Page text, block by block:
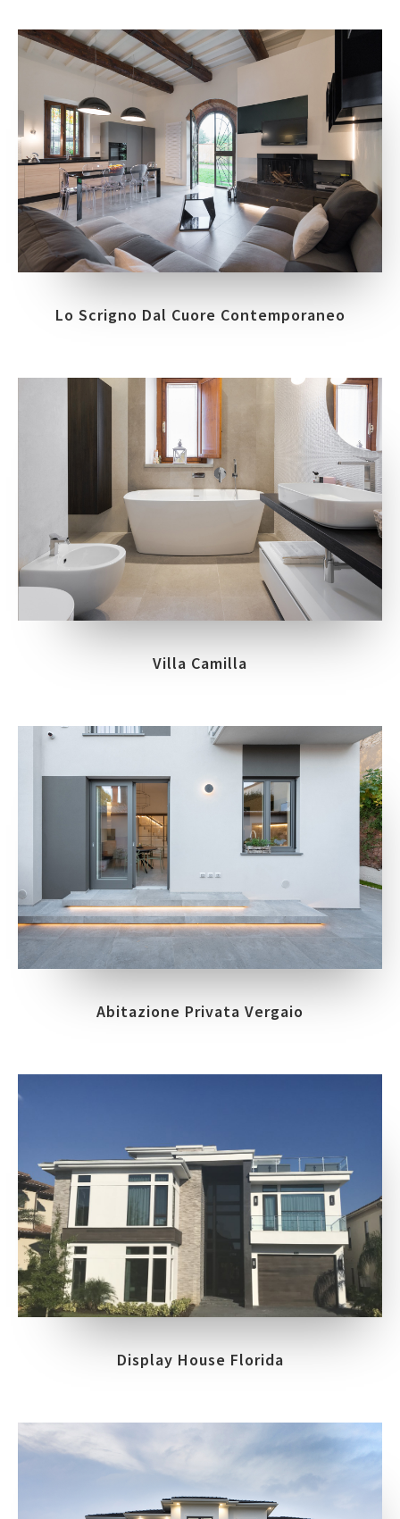
Lo Scrigno Dal Cuore Contemporaneo
Villa Camilla
Abitazione Privata Vergaio
Display House Florida